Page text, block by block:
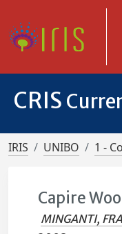
CRIS
IRIS UNIBO 1 -
Capire
MINGANTI,